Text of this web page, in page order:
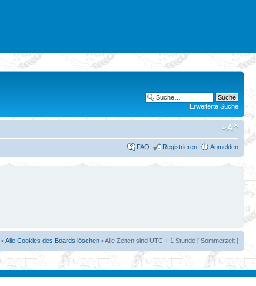
Erweiterte Suche
FAQ Registrieren Anmelden
• Alle Cookies des Boards löschen • Alle Zeiten sind UTC + 1 Stunde [ Sommerzeit ]